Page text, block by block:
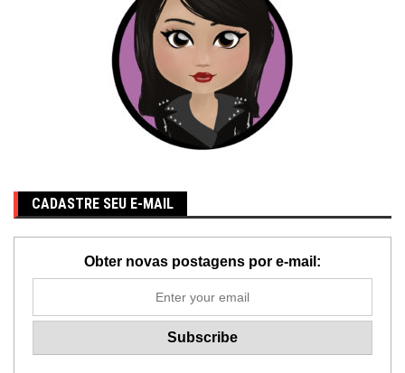
CADASTRE SEU E-MAIL
Obter novas postagens por e-mail: